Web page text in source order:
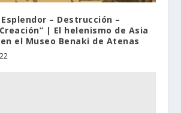
– Destrucción –
| El helenismo de Asia
el Museo Benaki de Atenas